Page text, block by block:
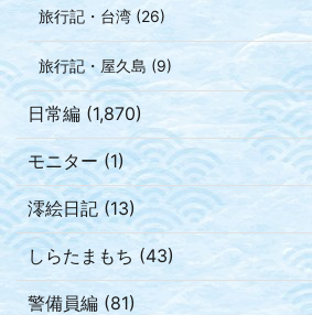
旅行記・台湾 (26)
旅行記・屋久島 (9)
日常編 (1,870)
モニター (1)
澪絵日記 (13)
しらたまもち (43)
警備員編 (81)